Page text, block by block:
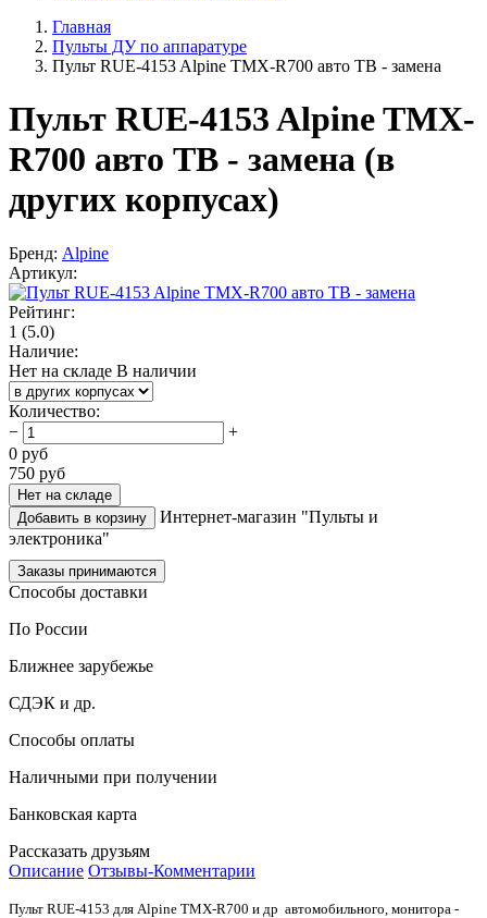
Главная
Пульты ДУ по аппаратуре
Пульт RUE-4153 Alpine TMX-R700 авто ТВ - замена
Пульт RUE-4153 Alpine TMX-
R700 авто ТВ - замена (в
других корпусах)
Бренд: Alpine
Артикул:
Рейтинг:
1 (5.0)
Наличие:
Нет на складе В наличии
Количество:
−
+
0 руб
750 руб
Нет на складе
Добавить в корзину
Интернет-магазин "Пульты и
электроника"
Заказы принимаются
Способы доставки
По России
Ближнее зарубежье
СДЭК и др.
Способы оплаты
Наличными при получении
Банковская карта
Рассказать друзьям
Описание Отзывы-Комментарии
Пульт RUE-4153 для Alpine TMX-R700 и др автомобильного, монитора -